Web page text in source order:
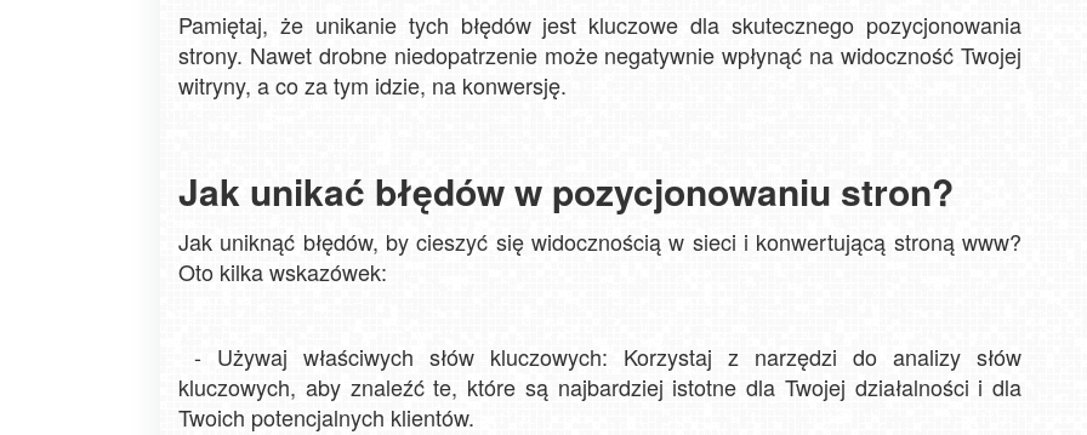
Pamiętaj, że unikanie tych błędów jest kluczowe dla skutecznego pozycjonowania
strony. Nawet drobne niedopatrzenie może negatywnie wpłynąć na widoczność Twojej
witryny, a co za tym idzie, na konwersję.
Jak unikać błędów w pozycjonowaniu stron?
Jak uniknąć błędów, by cieszyć się widocznością w sieci i konwertującą stroną www?
Oto kilka wskazówek:
- Używaj właściwych słów kluczowych: Korzystaj z narzędzi do analizy słów
kluczowych, aby znaleźć te, które są najbardziej istotne dla Twojej działalności i dla
Twoich potencjalnych klientów.